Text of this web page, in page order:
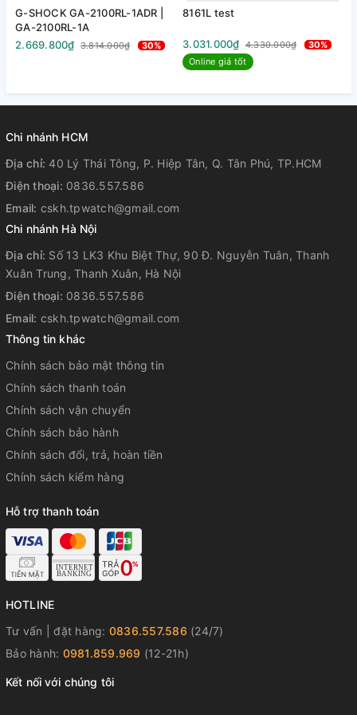
trang sử huy hoàng nhất thế giới đồng hồ.
G-SHOCK GA-2100RL-1ADR |
GA-2100RL-1A
2.669.800₫ 3.814.000₫ 30%
8161L test
3.031.000₫ 4.330.000₫
30%
Online giá tốt
Chi nhánh HCM
Địa chỉ: 40 Lý Thái Tông, P. Hiệp Tân, Q. Tân Phú, TP.HCM
Điện thoại: 0836.557.586
Email: cskh.tpwatch@gmail.com
Chi nhánh Hà Nội
Địa chỉ: Số 13 LK3 Khu Biệt Thự, 90 Đ. Nguyễn Tuân, Thanh
Xuân Trung, Thanh Xuân, Hà Nội
Điện thoại: 0836.557.586
Email: cskh.tpwatch@gmail.com
Thông tin khác
Chính sách bảo mật thông tin
Chính sách thanh toán
Chính sách vận chuyển
Chính sách bảo hành
Chính sách đổi, trả, hoàn tiền
Chính sách kiểm hàng
Hỗ trợ thanh toán
HOTLINE
Tư vấn | đặt hàng: 0836.557.586 (24/7)
Bảo hành: 0981.859.969 (12-21h)
Kết nối với chúng tôi